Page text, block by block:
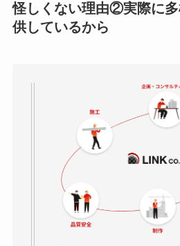
怪しくない理由②実際に
供しているから